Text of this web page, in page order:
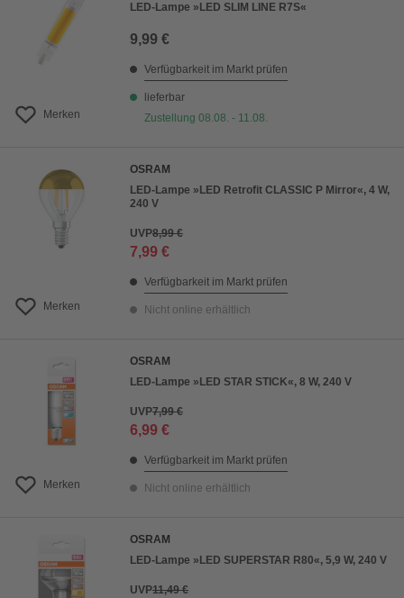
Merken
LED-Lampe »LED SLIM LINE R7S«
9,99 €
Verfügbarkeit im Markt prüfen
lieferbar
Zustellung 08.08. - 11.08.
Merken
OSRAM
LED-Lampe »LED Retrofit CLASSIC P Mirror«, 4 W,
240 V
UVP8,99 €
7,99 €
Verfügbarkeit im Markt prüfen
Nicht online erhältlich
Merken
OSRAM
LED-Lampe »LED STAR STICK«, 8 W, 240 V
UVP7,99 €
6,99 €
Verfügbarkeit im Markt prüfen
Nicht online erhältlich
OSRAM
LED-Lampe »LED SUPERSTAR R80«, 5,9 W, 240 V
UVP11,49 €